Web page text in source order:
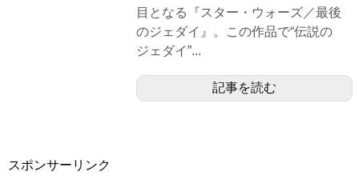
目となる『スター・ウォーズ／最後
のジェダイ』。この作品で“伝説の
ジェダイ”...
記事を読む
スポンサーリンク